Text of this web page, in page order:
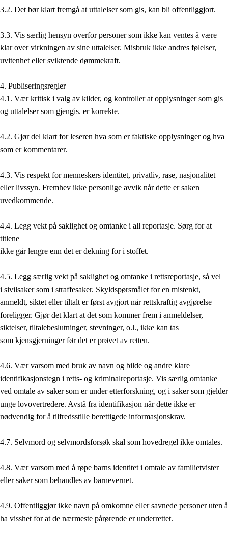
3.2. Det bør klart fremgå at uttalelser som gis, kan bli offentliggjort.
3.3. Vis særlig hensyn overfor personer som ikke kan ventes å være
klar over virkningen av sine uttalelser. Misbruk ikke andres følelser,
uvitenhet eller sviktende dømmekraft.
4. Publiseringsregler
4.1. Vær kritisk i valg av kilder, og kontroller at opplysninger som gis
og uttalelser som gjengis. er korrekte.
4.2. Gjør del klart for leseren hva som er faktiske opplysninger og hva
som er kommentarer.
4.3. Vis respekt for menneskers identitet, privatliv, rase, nasjonalitet
eller livssyn. Fremhev ikke personlige avvik når dette er saken
uvedkommende.
4.4. Legg vekt på saklighet og omtanke i all reportasje. Sørg for at
titlene
ikke går lengre enn det er dekning for i stoffet.
4.5. Legg særlig vekt på saklighet og omtanke i rettsreportasje, så vel
i sivilsaker som i straffesaker. Skyldspørsmålet for en mistenkt,
anmeldt, siktet eller tiltalt er først avgjort når rettskraftig avgjørelse
foreligger. Gjør det klart at det som kommer frem i anmeldelser,
siktelser, tiltalebeslutninger, stevninger, o.l., ikke kan tas
som kjensgjerninger før det er prøvet av retten.
4.6. Vær varsom med bruk av navn og bilde og andre klare
identifikasjonstegn i retts- og kriminalreportasje. Vis særlig omtanke
ved omtale av saker som er under etterforskning, og i saker som gjelder
unge lovovertredere. Avstå fra identifikasjon når dette ikke er
nødvendig for å tilfredsstille berettigede informasjonskrav.
4.7. Selvmord og selvmordsforsøk skal som hovedregel ikke omtales.
4.8. Vær varsom med å røpe barns identitet i omtale av familietvister
eller saker som behandles av barnevernet.
4.9. Offentliggjør ikke navn på omkomne eller savnede personer uten å
ha visshet for at de nærmeste pårørende er underrettet.